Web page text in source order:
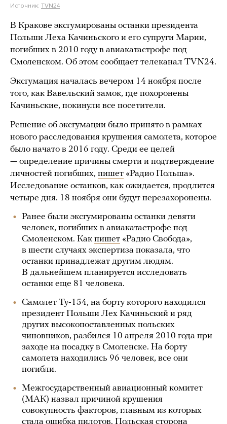
Источник: TVN24
В Кракове эксгумированы останки президента
Польши Леха Качиньского и его супруги Марии,
погибших в 2010 году в авиакатастрофе под
Смоленском. Об этом сообщает телеканал TVN24.
Эксгумация началась вечером 14 ноября после
того, как Вавельский замок, где похоронены
Качиньские, покинули все посетители.
Решение об эксгумации было принято в рамках
нового расследования крушения самолета, которое
было начато в 2016 году. Среди ее целей
— определение причины смерти и подтверждение
личностей погибших, пишет «Радио Польша».
Исследование останков, как ожидается, продлится
четыре дня. 18 ноября они будут перезахоронены.
Ранее были эксгумированы останки девяти
человек, погибших в авиакатастрофе под
Смоленском. Как пишет «Радио Свобода»,
в шести случаях экспертиза показала, что
останки принадлежат другим людям.
В дальнейшем планируется исследовать
останки еще 81 человека.
Самолет Ту-154, на борту которого находился
президент Польши Лех Качиньский и ряд
других высокопоставленных польских
чиновников, разбился 10 апреля 2010 года при
заходе на посадку в Смоленске. На борту
самолета находились 96 человек, все они
погибли.
Межгосударственный авиационный комитет
(МАК) назвал причиной крушения
совокупность факторов, главным из которых
стала ошибка пилотов. Польская сторона